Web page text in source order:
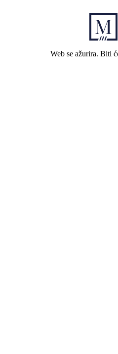
Web se ažurira. Biti